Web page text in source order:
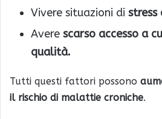
Vivere situazioni di stress
Avere scarso accesso a
qualità.
Tutti questi fattori possono
il rischio di malattie croniche.